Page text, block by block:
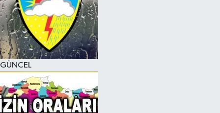
GÜNCEL